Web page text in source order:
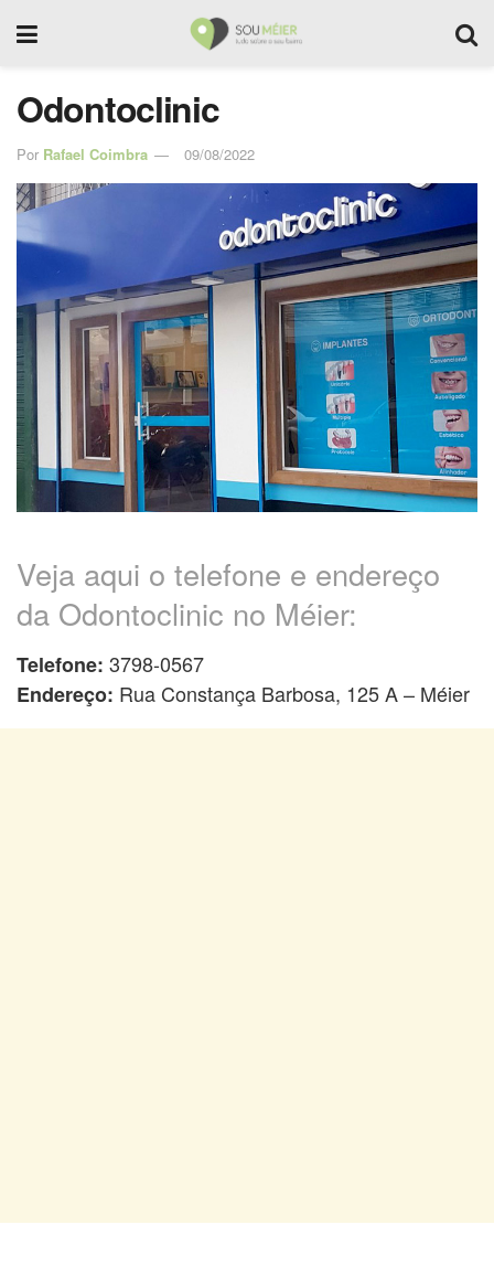
Odontoclinic
Por Rafael Coimbra 09/08/2022
Veja aqui o telefone e endereço
da Odontoclinic no Méier:
Telefone: 3798-0567
Endereço: Rua Constança Barbosa, 125 A – Méier